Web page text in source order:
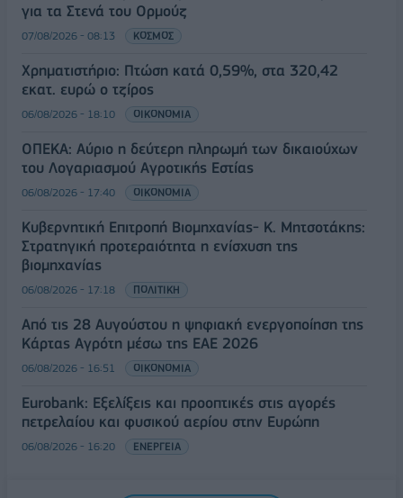
για τα Στενά του Ορμούζ
07/08/2026 - 08:13 ΚΟΣΜΟΣ
Χρηματιστήριο: Πτώση κατά 0,59%, στα 320,42
εκατ. ευρώ ο τζίρος
06/08/2026 - 18:10 ΟΙΚΟΝΟΜΙΑ
ΟΠΕΚΑ: Αύριο η δεύτερη πληρωμή των δικαιούχων
του Λογαριασμού Αγροτικής Εστίας
06/08/2026 - 17:40 ΟΙΚΟΝΟΜΙΑ
Κυβερνητική Επιτροπή Βιομηχανίας- Κ. Μητσοτάκης:
Στρατηγική προτεραιότητα η ενίσχυση της
βιομηχανίας
06/08/2026 - 17:18 ΠΟΛΙΤΙΚΗ
Από τις 28 Αυγούστου η ψηφιακή ενεργοποίηση της
Κάρτας Αγρότη μέσω της ΕΑΕ 2026
06/08/2026 - 16:51 ΟΙΚΟΝΟΜΙΑ
Eurobank: Εξελίξεις και προοπτικές στις αγορές
πετρελαίου και φυσικού αερίου στην Ευρώπη
06/08/2026 - 16:20 ΕΝΕΡΓΕΙΑ